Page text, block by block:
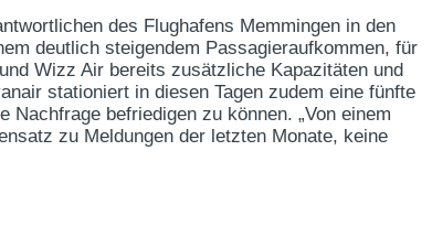
des Flughafens Memmingen in den
deutlich steigendem Passagieraufkommen, für
Wizz Air bereits zusätzliche Kapazitäten und
stationiert in diesen Tagen zudem eine fünfte
Nachfrage befriedigen zu können. „Von einem
zu Meldungen der letzten Monate, keine